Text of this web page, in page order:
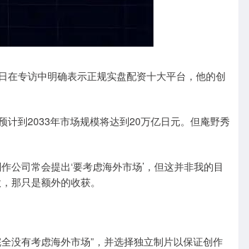
专访中明确表示正规实盘配资十大平台，他的创
计到2033年市场规模将达到20万亿日元。但庵野秀
司常会提出‘要考虑海外市场’，但这并非我的目
那只是额外的收获。
没有考虑海外市场”，并选择独立制片以保证创作